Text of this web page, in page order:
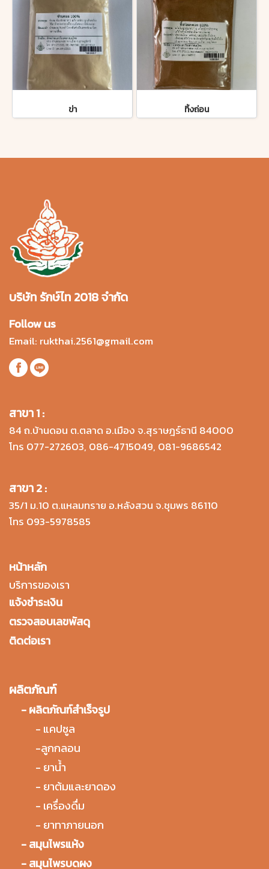
ข่า ทิ้งถ่อน
บริษัท รักษ์ไท 2018 จำกัด
Follow us
Email: rukthai.2561@gmail.com
สาขา 1 :
84 ถ.บ้านดอน ต.ตลาด อ.เมือง จ.สุราษฎร์ธานี 84000
โทร 077-272603, 086-4715049, 081-9686542
สาขา 2 :
35/1 ม.10 ต.แหลมทราย อ.หลังสวน จ.ชุมพร 86110
โทร 093-5978585
หน้าหลัก
บริการของเรา
แจ้งชำระเงิน
ตรวจสอบเลขพัสดุ
ติดต่อเรา
ผลิตภัณฑ์
-ผลิตภัณฑ์สำเร็จรูป
- แคปซูล
-ลูกกลอน
- ยาน้ำ
- ยาต้มและยาดอง
- เครื่องดื่ม
- ยาทาภายนอก
-สมุนไพรแห้ง
-สมุนไพรบดผง